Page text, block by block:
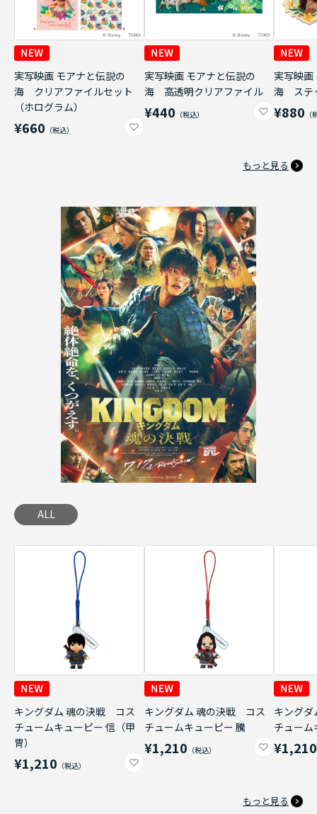
実写映画 モアナと伝説の
海 クリアファイルセット
（ホログラム）
¥660
実写映画 モアナと伝説の
海 高透明クリアファイル
¥440
実写映画
海 ステ
¥880
もっと見る
ALL
キングダム 魂の決戦 コス
チュームキューピー 信（甲
冑）
¥1,210
キングダム 魂の決戦 コス
チュームキューピー 騰
¥1,210
キング
チューム
¥1,210
もっと見る